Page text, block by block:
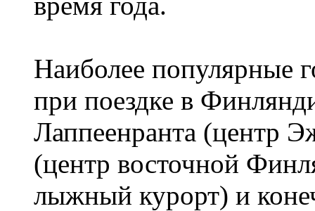
Наиболее популярные
при поездке в
Лаппеенранта (центр
(центр восточной
лыжный курорт) и